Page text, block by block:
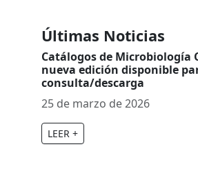
Últimas Noticias
Catálogos de Microbiología
nueva edición disponible
consulta/descarga
25 de marzo de 2026
LEER +